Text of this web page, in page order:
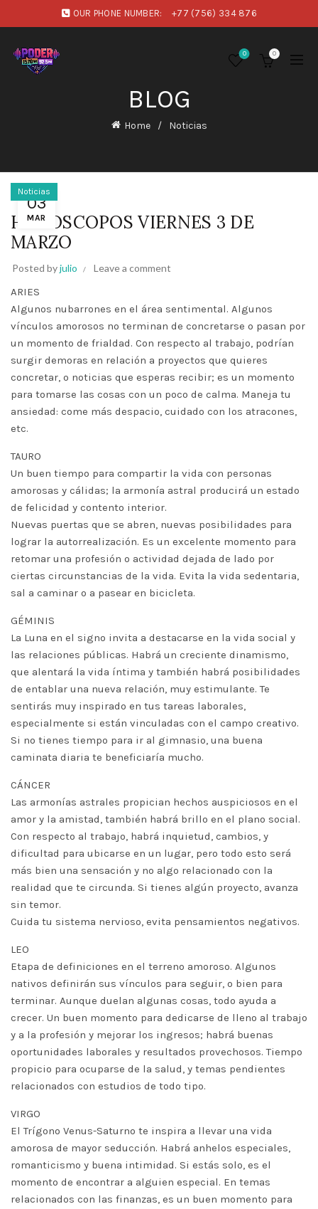
OUR PHONE NUMBER: +77 (756) 334 876
0 0
BLOG
Home Noticias
03
MAR
Noticias
HOROSCOPOS VIERNES 3 DE
MARZO
Posted byjulio Leave a comment
ARIES
Algunos nubarrones en el área sentimental. Algunos
vínculos amorosos no terminan de concretarse o pasan por
un momento de frialdad. Con respecto al trabajo, podrían
surgir demoras en relación a proyectos que quieres
concretar, o noticias que esperas recibir; es un momento
para tomarse las cosas con un poco de calma. Maneja tu
ansiedad: come más despacio, cuidado con los atracones,
etc.
TAURO
Un buen tiempo para compartir la vida con personas
amorosas y cálidas; la armonía astral producirá un estado
de felicidad y contento interior.
Nuevas puertas que se abren, nuevas posibilidades para
lograr la autorrealización. Es un excelente momento para
retomar una profesión o actividad dejada de lado por
ciertas circunstancias de la vida. Evita la vida sedentaria,
sal a caminar o a pasear en bicicleta.
GÉMINIS
La Luna en el signo invita a destacarse en la vida social y
las relaciones públicas. Habrá un creciente dinamismo,
que alentará la vida íntima y también habrá posibilidades
de entablar una nueva relación, muy estimulante. Te
sentirás muy inspirado en tus tareas laborales,
especialmente si están vinculadas con el campo creativo.
Si no tienes tiempo para ir al gimnasio, una buena
caminata diaria te beneficiaría mucho.
CÁNCER
Las armonías astrales propician hechos auspiciosos en el
amor y la amistad, también habrá brillo en el plano social.
Con respecto al trabajo, habrá inquietud, cambios, y
dificultad para ubicarse en un lugar, pero todo esto será
más bien una sensación y no algo relacionado con la
realidad que te circunda. Si tienes algún proyecto, avanza
sin temor.
Cuida tu sistema nervioso, evita pensamientos negativos.
LEO
Etapa de definiciones en el terreno amoroso. Algunos
nativos definirán sus vínculos para seguir, o bien para
terminar. Aunque duelan algunas cosas, todo ayuda a
crecer. Un buen momento para dedicarse de lleno al trabajo
y a la profesión y mejorar los ingresos; habrá buenas
oportunidades laborales y resultados provechosos. Tiempo
propicio para ocuparse de la salud, y temas pendientes
relacionados con estudios de todo tipo.
VIRGO
El Trígono Venus-Saturno te inspira a llevar una vida
amorosa de mayor seducción. Habrá anhelos especiales,
romanticismo y buena intimidad. Si estás solo, es el
momento de encontrar a alguien especial. En temas
relacionados con las finanzas, es un buen momento para